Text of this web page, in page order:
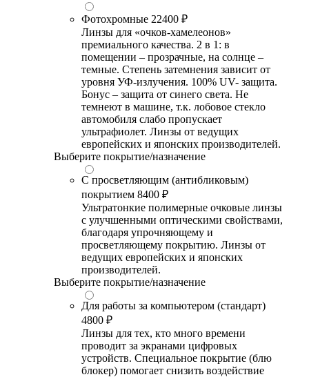
Фотохромные 22400 ₽
Линзы для «очков-хамелеонов»
премиального качества. 2 в 1: в
помещении – прозрачные, на солнце –
темные. Степень затемнения зависит от
уровня УФ-излучения. 100% UV- защита.
Бонус – защита от синего света. Не
темнеют в машине, т.к. лобовое стекло
автомобиля слабо пропускает
ультрафиолет. Линзы от ведущих
европейских и японских производителей.
Выберите покрытие/назначение
С просветляющим (антибликовым)
покрытием 8400 ₽
Ультратонкие полимерные очковые линзы
с улучшенными оптическими свойствами,
благодаря упрочняющему и
просветляющему покрытию. Линзы от
ведущих европейских и японских
производителей.
Выберите покрытие/назначение
Для работы за компьютером (стандарт)
4800 ₽
Линзы для тех, кто много времени
проводит за экранами цифровых
устройств. Специальное покрытие (блю
блокер) помогает снизить воздействие